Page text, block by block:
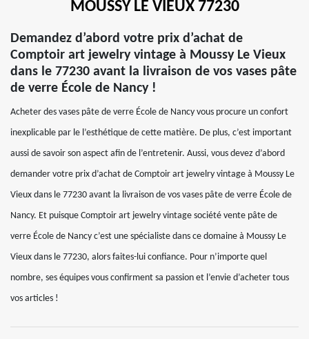
MOUSSY LE VIEUX 77230
Demandez d’abord votre prix d’achat de
Comptoir art jewelry vintage à Moussy Le Vieux
dans le 77230 avant la livraison de vos vases pâte
de verre École de Nancy !
Acheter des vases pâte de verre École de Nancy vous procure un confort
inexplicable par le l’esthétique de cette matière. De plus, c’est important
aussi de savoir son aspect afin de l’entretenir. Aussi, vous devez d’abord
demander votre prix d’achat de Comptoir art jewelry vintage à Moussy Le
Vieux dans le 77230 avant la livraison de vos vases pâte de verre École de
Nancy. Et puisque Comptoir art jewelry vintage société vente pâte de
verre École de Nancy c’est une spécialiste dans ce domaine à Moussy Le
Vieux dans le 77230, alors faites-lui confiance. Pour n’importe quel
nombre, ses équipes vous confirment sa passion et l’envie d’acheter tous
vos articles !